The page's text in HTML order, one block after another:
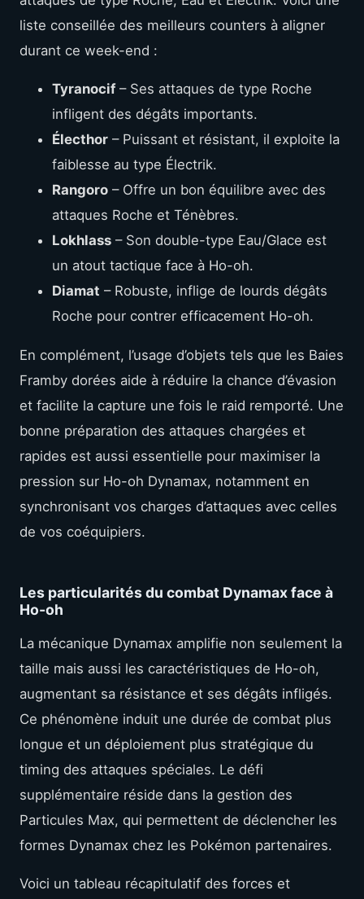
liste conseillée des meilleurs counters à aligner
durant ce week-end :
Tyranocif– Ses attaques de type Roche
infligent des dégâts importants.
Électhor – Puissant et résistant, il exploite la
faiblesse au type Électrik.
Rangoro – Offre un bon équilibre avec des
attaques Roche et Ténèbres.
Lokhlass – Son double-type Eau/Glace est
un atout tactique face à Ho-oh.
Diamat – Robuste, inflige de lourds dégâts
Roche pour contrer efficacement Ho-oh.
En complément, l’usage d’objets tels que les Baies
Framby dorées aide à réduire la chance d’évasion
et facilite la capture une fois le raid remporté. Une
bonne préparation des attaques chargées et
rapides est aussi essentielle pour maximiser la
pression sur Ho-oh Dynamax, notamment en
synchronisant vos charges d’attaques avec celles
de vos coéquipiers.
Les particularités du combat Dynamax face à
Ho-oh
La mécanique Dynamax amplifie non seulement la
taille mais aussi les caractéristiques de Ho-oh,
augmentant sa résistance et ses dégâts infligés.
Ce phénomène induit une durée de combat plus
longue et un déploiement plus stratégique du
timing des attaques spéciales. Le défi
supplémentaire réside dans la gestion des
Particules Max, qui permettent de déclencher les
formes Dynamax chez les Pokémon partenaires.
Voici un tableau récapitulatif des forces et